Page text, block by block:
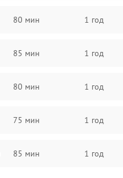
80 мин 1 год
85 мин 1 год
80 мин 1 год
75 мин 1 год
85 мин 1 год